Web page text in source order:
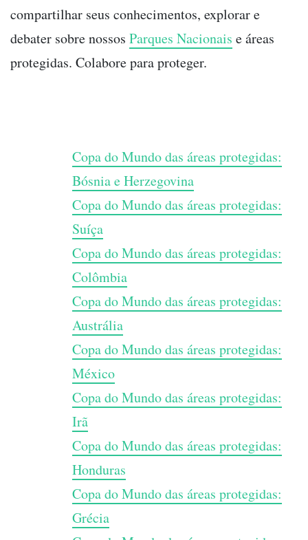
compartilhar seus conhecimentos, explorar e
debater sobre nossos Parques Nacionais e áreas
protegidas. Colabore para proteger.
Copa do Mundo das áreas protegidas:
Bósnia e Herzegovina
Copa do Mundo das áreas protegidas:
Suíça
Copa do Mundo das áreas protegidas:
Colômbia
Copa do Mundo das áreas protegidas:
Austrália
Copa do Mundo das áreas protegidas:
México
Copa do Mundo das áreas protegidas:
Irã
Copa do Mundo das áreas protegidas:
Honduras
Copa do Mundo das áreas protegidas:
Grécia